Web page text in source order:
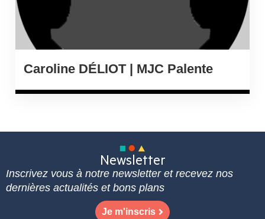
Caroline DÉLIOT | MJC Palente
Newsletter
Inscrivez vous à notre newsletter et recevez nos
dernières actualités et bons plans
Je m'inscris